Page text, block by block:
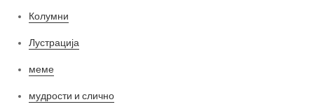
Колумни
Лустрација
меме
мудрости и слично